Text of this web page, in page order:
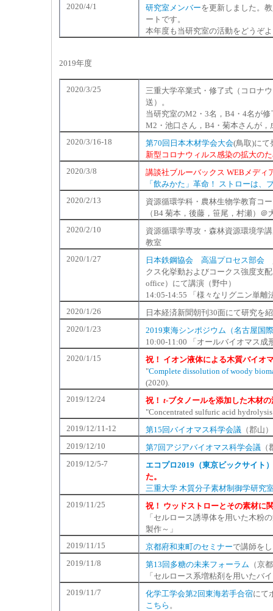
2020/4/1
研究室メンバーを更新しました。
ートです。
本年度も当研究室の活動をどうぞ
2019年度
2020/3/25
三重大学卒業式・修了式（コロナ
送）。
当研究室のM2・3名，B4・4名が
M2・池口さん，B4・菊本さんが
2020/3/16-18
第70回日本木材学会大会(鳥取)に
新型コロナウィルス感染の拡大の
2020/3/8
講談社ブルーバックス WEBメディ
「飲みかた」革命！ ストローは、
2020/2/13
資源循環学科・農林生物学教育コ
（B4 菊本，後藤，笹尾，村瀬）＠
2020/2/10
資源循環学専攻・森林資源環境学
教室
2020/1/27
日本鉄鋼協会 高温プロセス部会
クス化挙動およびコークス強度支
office）にて講演（野中）
14:05-14:55 「様々なリグニン単
2020/1/26
日本経済新聞朝刊30面にて研究を
2020/1/23
2019東海シンポジウム（名古屋国
10:00-11:00 「オールバイオマス成
2020/1/15
祝！ イオン液体による木質バイオ
"Complete dissolution of woody
(2020).
2019/12/24
祝！ t-ブタノールを添加した木材
"Concentrated sulfuric acid
2019/12/11-12
第15回バイオマス科学会議（郡山
2019/12/10
第7回アジアバイオマス科学会議（
2019/12/5-7
エコプロ2019（東京ビックサイト）
た。
三重大学 木質分子素材制御学研究
2019/11/25
祝！ ウッドストローとその素材に
「セルロース誘導体を用いた木粉
製作～」
2019/11/15
京都府和束町のセミナーで講師を
2019/11/8
第13回多糖の未来フォーラム （京
「セルロース系増粘剤を用いたバ
2019/11/7
化学工学会第2回東海若手合宿にて
こちら 。